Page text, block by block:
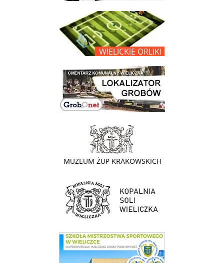
link do opisu projektu Wielickie Orliki
link do lokalizatora grobów na wielickim cmentarzu - grobnet
link do strony - Muzeum Żup Krakowskich Wieliczka
link do strony Kopalni Soli Wieliczka
link do SMS Wieliczka